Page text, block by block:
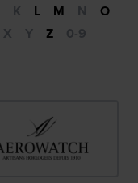
K L M N
O
X Y Z 0-9